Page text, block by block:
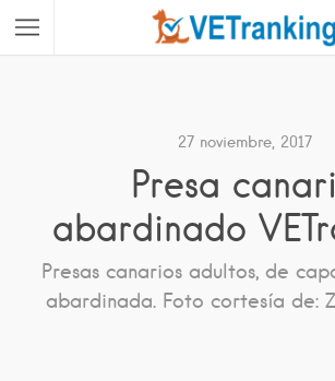
27 noviembre, 2017
Presa
abardinado
Presas canarios adultos, de
abardinada. Foto cortesía de: